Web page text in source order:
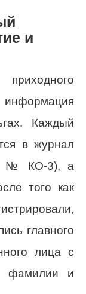
и
информация
Каждый
в журнал
№ КО-3), а
того как
главного
лица с
фамилии и